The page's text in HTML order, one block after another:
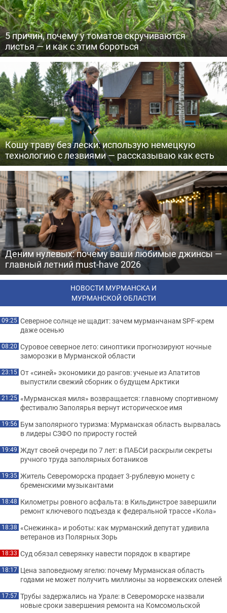
5 причин, почему у томатов скручиваются
листья — и как с этим бороться
Кошу траву без лески: использую немецкую
технологию с лезвиями — рассказываю как есть
Деним нулевых: почему ваши любимые джинсы —
главный летний must-have 2026
НОВОСТИ МУРМАНСКА И
МУРМАНСКОЙ ОБЛАСТИ
09:25 Северное солнце не щадит: зачем мурманчанам SPF-крем
даже осенью
08:20 Суровое северное лето: синоптики прогнозируют ночные
заморозки в Мурманской области
23:15 От «синей» экономики до рангов: ученые из Апатитов
выпустили свежий сборник о будущем Арктики
21:25 «Мурманская миля» возвращается: главному спортивному
фестивалю Заполярья вернут историческое имя
19:56 Бум заполярного туризма: Мурманская область вырвалась
в лидеры СЗФО по приросту гостей
19:49 Ждут своей очереди по 7 лет: в ПАБСИ раскрыли секреты
ручного труда заполярных ботаников
19:35 Житель Североморска продает 3-рублевую монету с
бременскими музыкантами
18:48 Километры ровного асфальта: в Кильдинстрое завершили
ремонт ключевого подъезда к федеральной трассе «Кола»
18:38 «Снежинка» и роботы: как мурманский депутат удивила
ветеранов из Полярных Зорь
18:33 Суд обязал северянку навести порядок в квартире
18:17 Цена заповедному ягелю: почему Мурманская область
годами не может получить миллионы за норвежских оленей
17:57 Трубы задержались на Урале: в Североморске назвали
новые сроки завершения ремонта на Комсомольской